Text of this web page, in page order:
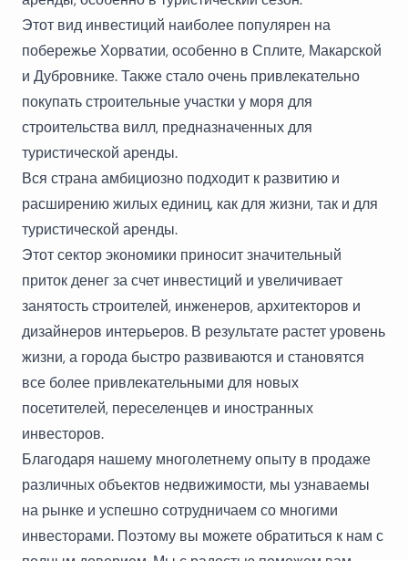
Этот вид инвестиций наиболее популярен на
побережье Хорватии, особенно в Сплите, Макарской
и Дубровнике. Также стало очень привлекательно
покупать строительные участки у моря для
строительства вилл, предназначенных для
туристической аренды.
Вся страна амбициозно подходит к развитию и
расширению жилых единиц, как для жизни, так и для
туристической аренды.
Этот сектор экономики приносит значительный
приток денег за счет инвестиций и увеличивает
занятость строителей, инженеров, архитекторов и
дизайнеров интерьеров. В результате растет уровень
жизни, а города быстро развиваются и становятся
все более привлекательными для новых
посетителей, переселенцев и иностранных
инвесторов.
Благодаря нашему многолетнему опыту в продаже
различных объектов недвижимости, мы узнаваемы
на рынке и успешно сотрудничаем со многими
инвесторами. Поэтому вы можете обратиться к нам с